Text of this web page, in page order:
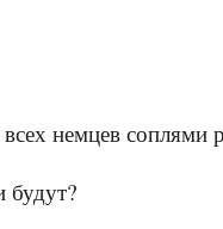
немцев соплями